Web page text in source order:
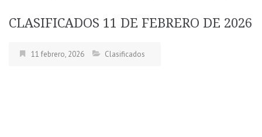
CLASIFICADOS 11 DE FEBRERO DE 2026
11 febrero, 2026 Clasificados